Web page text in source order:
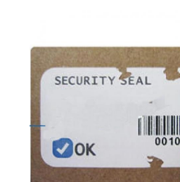
MAPA
DEL
SITIO
PRIVACY